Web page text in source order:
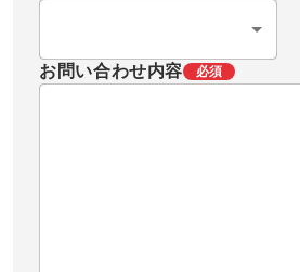
お問い合わせ内容 必須